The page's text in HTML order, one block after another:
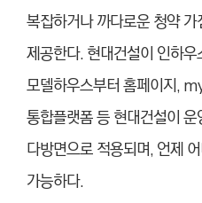
복잡하거나 까다로운 청약
제공한다. 현대건설이 인하
모델하우스부터 홈페이지,
통합플랫폼 등 현대건설이
다방면으로 적용되며, 언제
가능하다.